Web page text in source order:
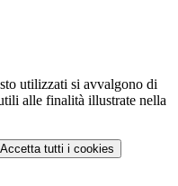
utilizzati si avvalgono di
alle finalità illustrate nella
Accetta tutti i cookies